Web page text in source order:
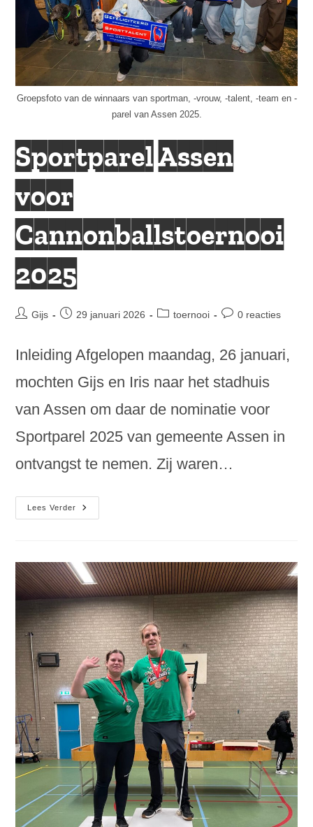
Groepsfoto van de winnaars van sportman, -vrouw, -talent, -team en -
parel van Assen 2025.
Sportparel Assen
voor
Cannonballstoernooi
2025
Bericht
Gijs
Bericht29 januari 2026 Berichtcategorie:
toernooi
Bericht0 reacties
Inleiding Afgelopen maandag, 26 januari,
mochten Gijs en Iris naar het stadhuis
van Assen om daar de nominatie voor
Sportparel 2025 van gemeente Assen in
ontvangst te nemen. Zij waren…
Lees Verder
Sportparel
Assen